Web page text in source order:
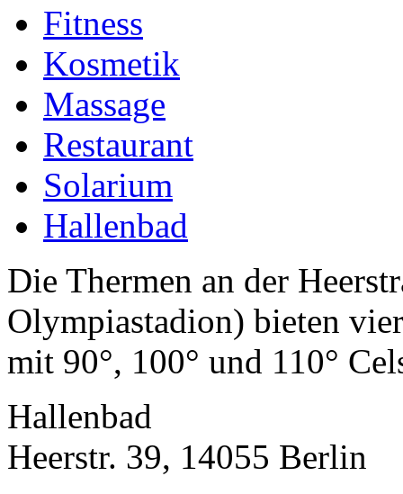
Fitness
Kosmetik
Massage
Restaurant
Solarium
Hallenbad
Die Thermen an der
Olympiastadion) bieten
mit 90°, 100° und 110°
Hallenbad
Heerstr. 39, 14055 Berlin